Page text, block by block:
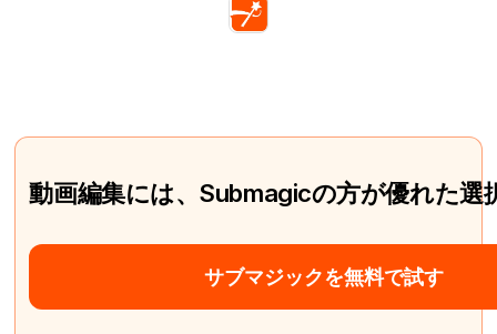
動画編集には、Submagicの方が優れた選
サブマジックを無料で試す